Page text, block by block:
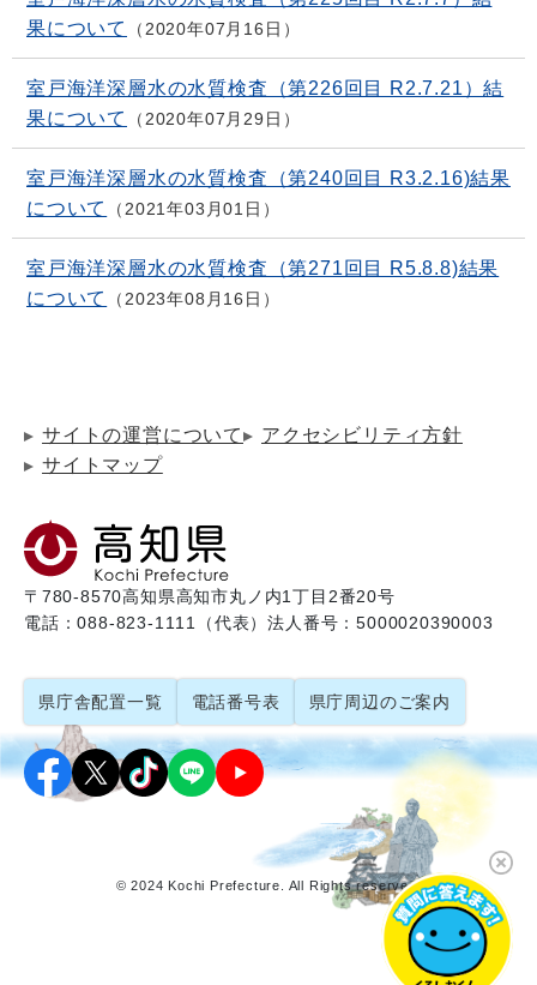
果について
2020年07月16日
室戸海洋深層水の水質検査（第226回目 R2.7.21）結
果について
2020年07月29日
室戸海洋深層水の水質検査（第240回目 R3.2.16)結果
について
2021年03月01日
室戸海洋深層水の水質検査（第271回目 R5.8.8)結果
について
2023年08月16日
サイトの運営について
アクセシビリティ方針
サイトマップ
〒780-8570高知県高知市丸ノ内1丁目2番20号
電話：088-823-1111（代表）法人番号：5000020390003
県庁舎配置一覧 電話番号表 県庁周辺のご案内
© 2024 Kochi Prefecture. All Rights reserved.